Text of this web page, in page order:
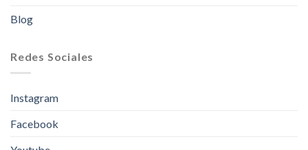
Blog
Redes Sociales
Instagram
Facebook